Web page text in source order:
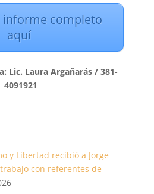
informe completo
aquí
Lic. Laura Argañarás / 381-
4091921
y Libertad recibió a Jorge
con referentes de